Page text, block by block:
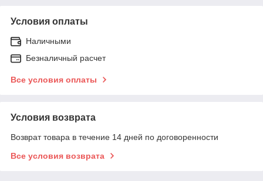
Условия оплаты
Наличными
Безналичный расчет
Все условия оплаты
Условия возврата
Возврат товара в течение 14 дней по договоренности
Все условия возврата